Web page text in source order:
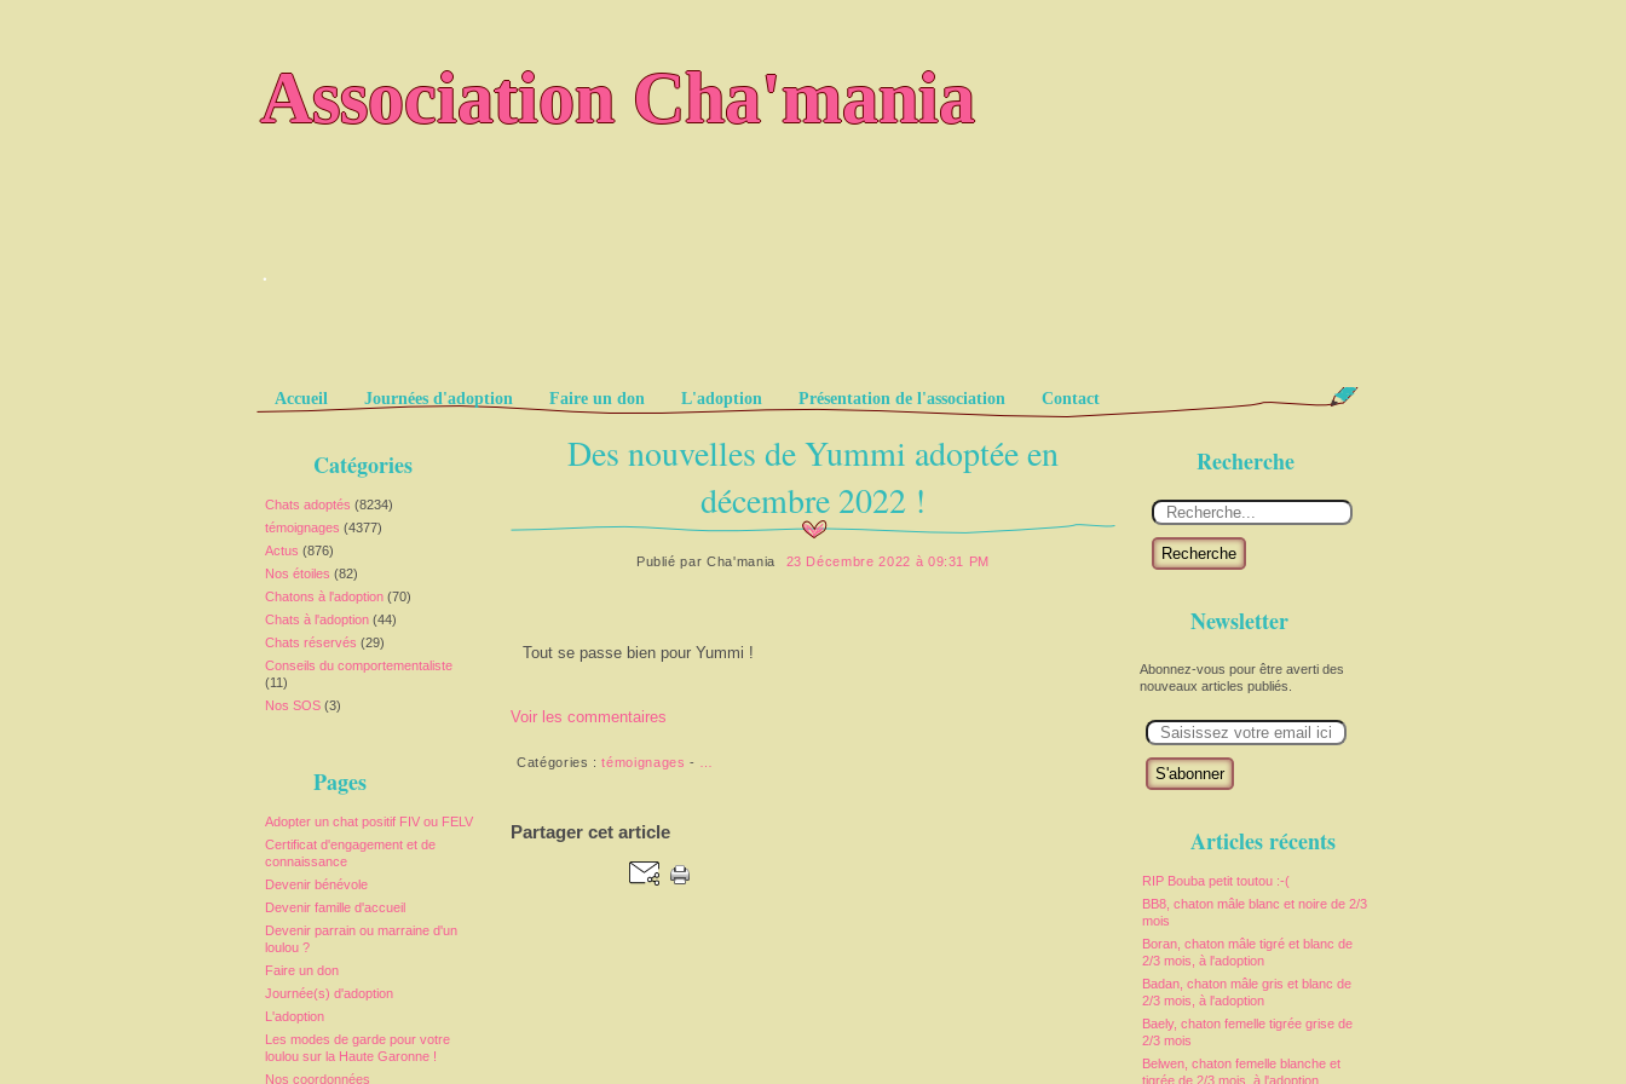
Association Cha'mania
.
Pages
Accueil Journées d'adoption Faire un don L'adoption Présentation de l'association Contact
Catégories
Chats adoptés (8234)
témoignages (4377)
Actus (876)
Nos étoiles (82)
Chatons à l'adoption (70)
Chats à l'adoption (44)
Chats réservés (29)
Conseils du comportementaliste
(11)
Nos SOS (3)
Pages
Adopter un chat positif FIV ou FELV
Certificat d'engagement et de
connaissance
Devenir bénévole
Devenir famille d'accueil
Devenir parrain ou marraine d'un
loulou ?
Faire un don
Journée(s) d'adoption
L'adoption
Les modes de garde pour votre
loulou sur la Haute Garonne !
Nos coordonnées
Recherche
Recherche
Newsletter
Abonnez-vous pour être averti des
nouveaux articles publiés.
m
Articles récents
RIP Bouba petit toutou :-(
BB8, chaton mâle blanc et noire de 2/3
mois
Boran, chaton mâle tigré et blanc de
2/3 mois, à l'adoption
Badan, chaton mâle gris et blanc de
2/3 mois, à l'adoption
Baely, chaton femelle tigrée grise de
2/3 mois
Belwen, chaton femelle blanche et
tigrée de 2/3 mois, à l'adoption
Des nouvelles de Yummi adoptée en
décembre 2022 !
Publié parCha'mania 23 Décembre 2022 à 09:31 PM
Tout se passe bien pour Yummi !
Voir les commentaires
Catégories :témoignages -
Partager cet article